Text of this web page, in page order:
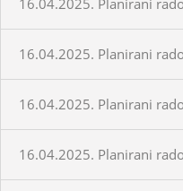
16.04.2025. Planirani
16.04.2025. Planirani
16.04.2025. Planirani